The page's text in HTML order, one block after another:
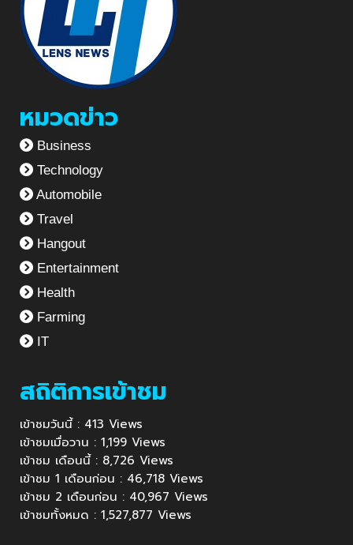
หมวดข่าว
Business
Technology
Automobile
Travel
Hangout
Entertainment
Health
Farming
IT
สถิติการเข้าชม
เข้าชมวันนี้ : 413 Views
เข้าชมเมื่อวาน : 1,199 Views
เข้าชม เดือนนี้ : 8,726 Views
เข้าชม 1 เดือนก่อน : 46,718 Views
เข้าชม 2 เดือนก่อน : 40,967 Views
เข้าชมทั้งหมด : 1,527,877 Views